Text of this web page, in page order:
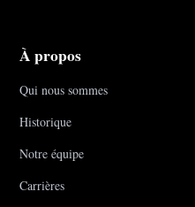
À propos
Qui nous sommes
Historique
Notre équipe
Carrières